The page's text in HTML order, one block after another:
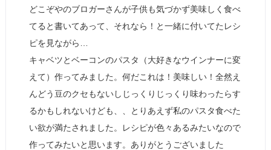
どこぞやのブロガーさんが子供も気づかず美味しく食べ
てると書いてあって、それなら！と一緒に付いてたレシ
ピを見ながら…
キャベツとベーコンのパスタ（大好きなウインナーに変
えて）作ってみました。何だこれは！美味しい！全然え
んどう豆のクセもないしじっくりじっくり味わったらす
るかもしれないけども、、とりあえず私のパスタ食べた
い欲が満たされました。レシピが色々あるみたいなので
作ってみたいと思います。ありがとうございました